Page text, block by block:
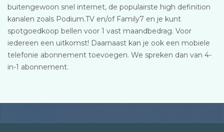
buitengewoon snel internet, de populairste high definition
kanalen zoals Podium.TV en/of Family7 en je kunt
spotgoedkoop bellen voor 1 vast maandbedrag. Voor
iedereen een uitkomst! Daarnaast kan je ook een mobiele
telefonie abonnement toevoegen. We spreken dan van 4-
in-1 abonnement.